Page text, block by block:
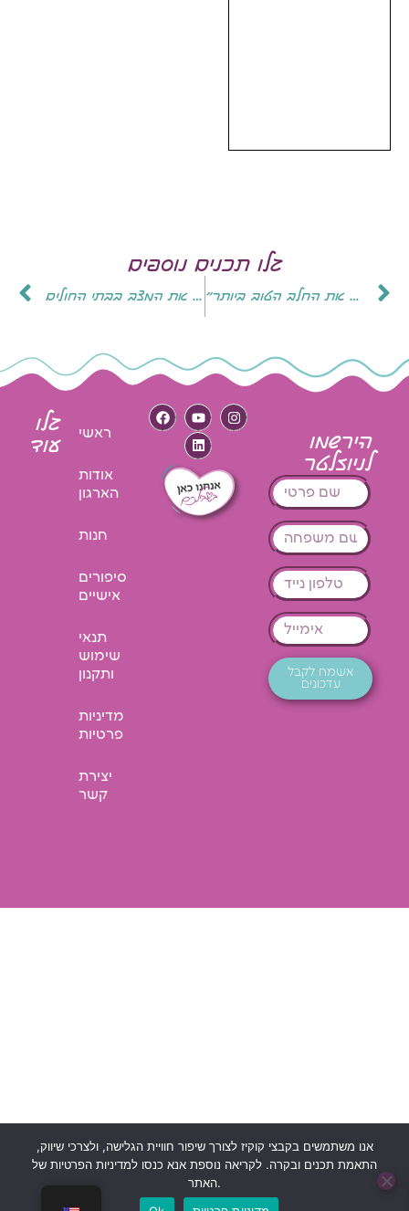
גלו תכנים נוספים
המודל המהפכני שהציל את תינוקות הפגייה – וישפר את המצב בבתי החולים "נגזול מתינוקות שזקוקים את החלב הטוב ביותר"
גלו
עוד
ראשי
אודות
הארגון
חנות
סיפורים
אישיים
תנאי
שימוש
ותקנון
מדיניות
פרטיות
יצירת
קשר
הירשמו
לניוזלטר
אשמח לקבל
עדכונים
אנו משתמשים בקבצי קוקיז לצורך שיפור חוויית הגלישה, ולצרכי שיווק,
התאמת תכנים ובקרה. לקריאה נוספת אנא כנסו למדיניות הפרטיות של
האתר.